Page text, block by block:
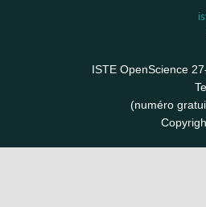
ISTE OpenScience
(numéro